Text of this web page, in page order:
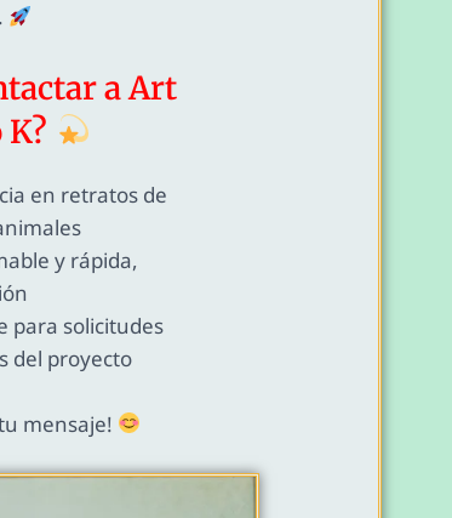
a Art
en retratos de
y rápida,
para solicitudes
del proyecto
mensaje!